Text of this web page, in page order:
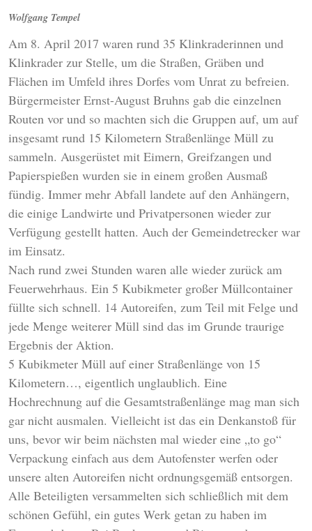
Wolfgang Tempel
Am 8. April 2017 waren rund 35 Klinkraderinnen und
Klinkrader zur Stelle, um die Straßen, Gräben und
Flächen im Umfeld ihres Dorfes vom Unrat zu befreien.
Bürgermeister Ernst-August Bruhns gab die einzelnen
Routen vor und so machten sich die Gruppen auf, um auf
insgesamt rund 15 Kilometern Straßenlänge Müll zu
sammeln. Ausgerüstet mit Eimern, Greifzangen und
Papierspießen wurden sie in einem großen Ausmaß
fündig. Immer mehr Abfall landete auf den Anhängern,
die einige Landwirte und Privatpersonen wieder zur
Verfügung gestellt hatten. Auch der Gemeindetrecker war
im Einsatz.
Nach rund zwei Stunden waren alle wieder zurück am
Feuerwehrhaus. Ein 5 Kubikmeter großer Müllcontainer
füllte sich schnell. 14 Autoreifen, zum Teil mit Felge und
jede Menge weiterer Müll sind das im Grunde traurige
Ergebnis der Aktion.
5 Kubikmeter Müll auf einer Straßenlänge von 15
Kilometern…, eigentlich unglaublich. Eine
Hochrechnung auf die Gesamtstraßenlänge mag man sich
gar nicht ausmalen. Vielleicht ist das ein Denkanstoß für
uns, bevor wir beim nächsten mal wieder eine „to go“
Verpackung einfach aus dem Autofenster werfen oder
unsere alten Autoreifen nicht ordnungsgemäß entsorgen.
Alle Beteiligten versammelten sich schließlich mit dem
schönen Gefühl, ein gutes Werk getan zu haben im